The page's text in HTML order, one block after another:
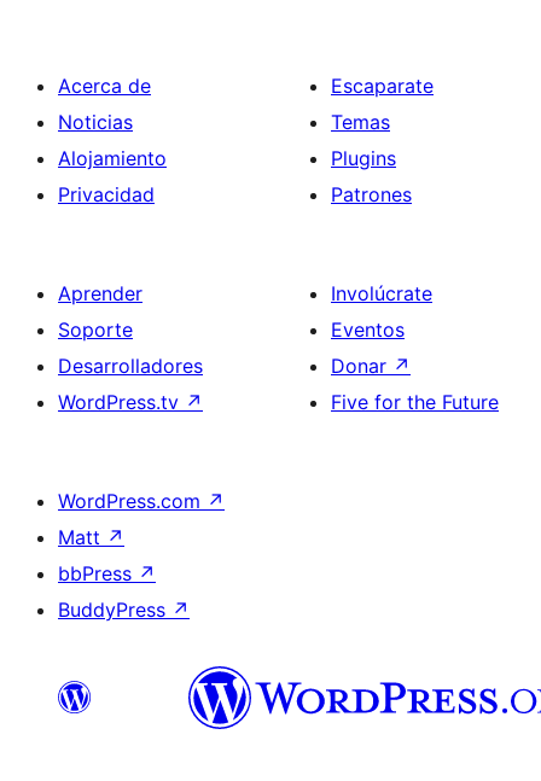
Acerca de
Noticias
Alojamiento
Privacidad
Escaparate
Temas
Plugins
Patrones
Aprender
Soporte
Desarrolladores
WordPress.tv ↗
Involúcrate
Eventos
Donar ↗
Five for the Future
WordPress.com ↗
Matt ↗
bbPress ↗
BuddyPress ↗